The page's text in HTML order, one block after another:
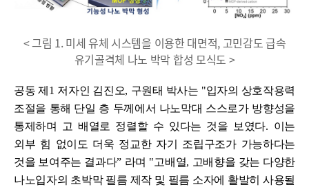
< 그림 1. 미세 유체 시스템을 이용한 대면적, 고민감도 급속
유기골격체 나노 박막 합성 모식도 >
공동 제 1 저자인 김진오, 구원태 박사는 "입자의 상호작용력
조절을 통해 단일 층 두께에서 나노막대 스스로가 방향성을
통제하며 고 배열로 정렬할 수 있다는 것을 보였다. 이는
외부 힘 없이도 더욱 정교한 자기 조립구조가 가능하다는
것을 보여주는 결과다ˮ 라며 "고배열, 고배향을 갖는 다양한
나노입자의 초박막 필름 제작 및 필름 소자에 활발히 사용될